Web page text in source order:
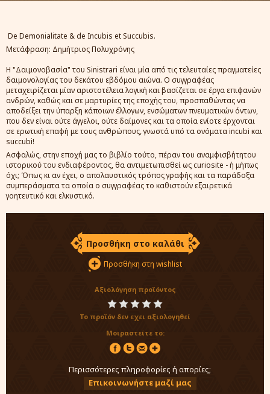
De Demonialitate & de Incubis et Succubis.
Μετάφραση: Δημήτριος Πολυχρόνης
Η "Δαιμονοβασία" του Sinistrari είναι μία από τις τελευταίες πραγματείες
δαιμονολογίας του δεκάτου εβδόμου αιώνα. Ο συγγραφέας
μεταχειρίζεται μίαν αριστοτέλεια λογική και βασίζεται σε έργα επιφανών
ανδρών, καθώς και σε μαρτυρίες της εποχής του, προσπαθώντας να
αποδείξει την ύπαρξη κάποιων έλλογων, ενσώματων πνευματικών όντων,
που δεν είναι ούτε άγγελοι, ούτε δαίμονες και τα οποία ενίοτε έρχονται
σε ερωτική επαφή με τους ανθρώπους, γνωστά υπό τα ονόματα incubi και
succubi!
Ασφαλώς, στην εποχή μας το βιβλίο τούτο, πέραν του αναμφισβήτητου
ιστορικού του ενδιαφέροντος, θα αντιμετωπισθεί ως curiosite - ή μήπως
όχι; Όπως κι αν έχει, ο απολαυστικός τρόπος γραφής και τα παράδοξα
συμπεράσματα τα οποία ο συγγραφέας το καθιστούν εξαιρετικά
γοητευτικό και ελκυστικό.
Προσθήκη στο καλάθι
Προσθήκη στη wishlist
Αξιολόγηση προϊόντος
Το προϊόν δεν εχει αξιολογηθεί
Μοιραστείτε το:
Περισσότερες πληροφορίες ή απορίες;
Επικοινωνήστε μαζί μας